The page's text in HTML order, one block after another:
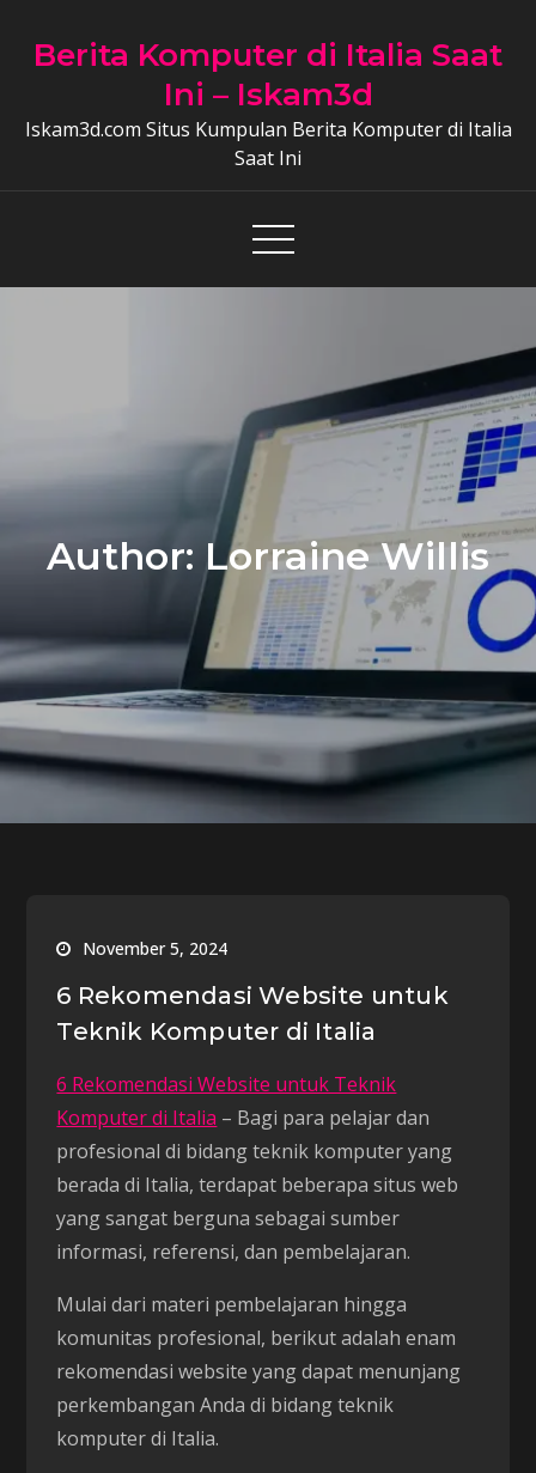
Berita Komputer di Italia Saat
Ini – Iskam3d
Iskam3d.com Situs Kumpulan Berita Komputer di Italia
Saat Ini
Author: Lorraine Willis
November 5, 2024
6 Rekomendasi Website untuk
Teknik Komputer di Italia
6 Rekomendasi Website untuk Teknik
Komputer di Italia – Bagi para pelajar dan
profesional di bidang teknik komputer yang
berada di Italia, terdapat beberapa situs web
yang sangat berguna sebagai sumber
informasi, referensi, dan pembelajaran.
Mulai dari materi pembelajaran hingga
komunitas profesional, berikut adalah enam
rekomendasi website yang dapat menunjang
perkembangan Anda di bidang teknik
komputer di Italia.